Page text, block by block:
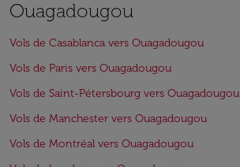
Ouagadougou
Vols de Casablanca vers Ouagadougou
Vols de Paris vers Ouagadougou
Vols de Saint-Pétersbourg vers Ouagadougou
Vols de Manchester vers Ouagadougou
Vols de Montréal vers Ouagadougou